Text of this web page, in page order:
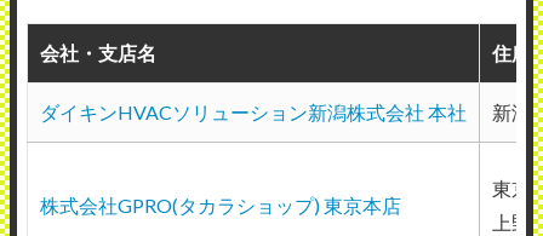
会社・支店名 住所
ダイキンHVACソリューション新潟株式会社 本社 新潟
株式会社GPRO(タカラショップ) 東京本店
東京
上野